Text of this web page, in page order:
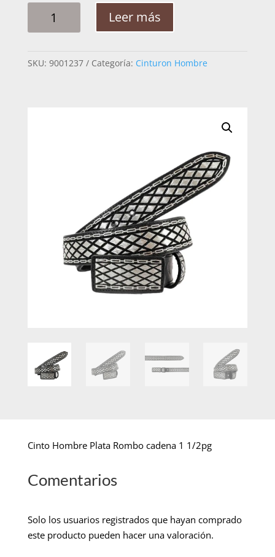
HOMBRE
CADENA
Leer más
SKU: 9001237 Categoría: Cinturon Hombre
Cinto Hombre Plata Rombo cadena 1 1/2pg
Comentarios
Solo los usuarios registrados que hayan comprado
este producto pueden hacer una valoración.